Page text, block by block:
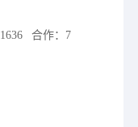
1636 合作： 7